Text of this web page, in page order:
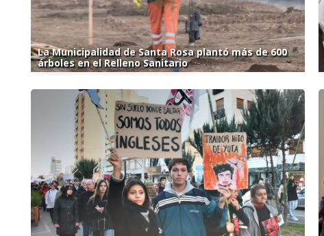
La Municipalidad de Santa Rosa plantó más de 600
árboles en el Relleno Sanitario